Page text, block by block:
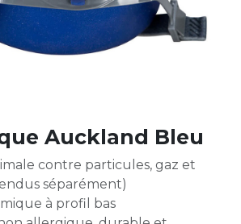
Auckland Bleu
contre particules, gaz et
séparément)
à profil bas